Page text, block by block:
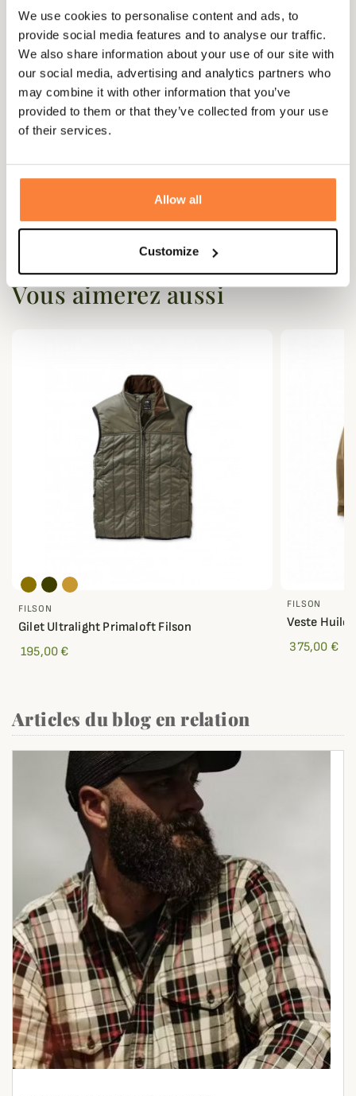
We use cookies to personalise content and ads, to
provide social media features and to analyse our traffic.
We also share information about your use of our site with
our social media, advertising and analytics partners who
may combine it with other information that you’ve
provided to them or that they’ve collected from your use
of their services.
Allow all
Customize
Champgrand vous conseille de prendre une tailleen dessousde votre
taille habituelle. (Excepté les salopettes XPO PRO RF de Browning qui
Questions (FAQs)
Questions (FAQs)
Vous aimerez aussi
FILSON
Gilet Ultralight Primaloft Filson
195,00 €
FILSON
Veste
375,00 €
Articles du blog en relation